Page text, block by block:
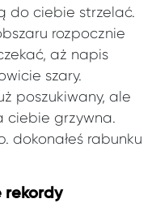
do ciebie strzelać.
rozpocznie
aż napis
szary.
poszukiwany, ale
ciebie grzywna.
dokonałeś rabunku
rekordy